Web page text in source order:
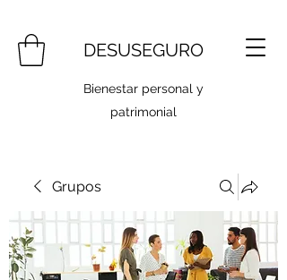
DESUSEGURO
Bienestar personal y
patrimonial
Grupos